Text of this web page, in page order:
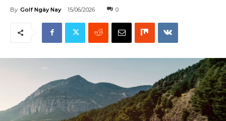
By Golf Ngày Nay 15/06/2026 0